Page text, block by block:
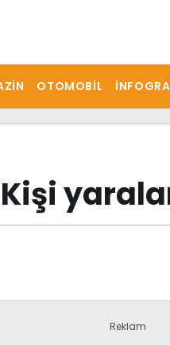
OTOMOBIL
Reklam